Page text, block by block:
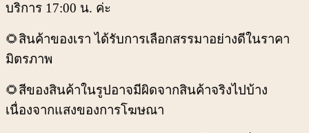
บริการ 17:00 น. ค่ะ
🌻สินค้าของเรา ได้รับการเลือกสรรมาอย่างดีในราคา
มิตรภาพ
🌻สีของสินค้าในรูปอาจมีผิดจากสินค้าจริงไปบ้าง
เนื่องจากแสงของการโฆษณา